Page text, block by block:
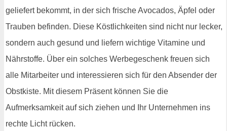
geliefert bekommt, in der sich frische Avocados, Äpfel oder
Trauben befinden. Diese Köstlichkeiten sind nicht nur lecker,
sondern auch gesund und liefern wichtige Vitamine und
Nährstoffe. Über ein solches Werbegeschenk freuen sich
alle Mitarbeiter und interessieren sich für den Absender der
Obstkiste. Mit diesem Präsent können Sie die
Aufmerksamkeit auf sich ziehen und Ihr Unternehmen ins
rechte Licht rücken.